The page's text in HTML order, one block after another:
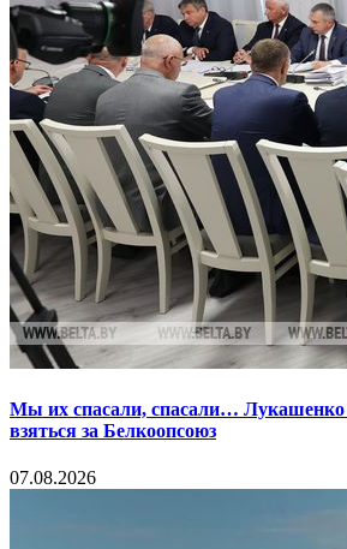
Мы их спасали, спасали… Лукашенко
взяться за Белкоопсоюз
07.08.2026